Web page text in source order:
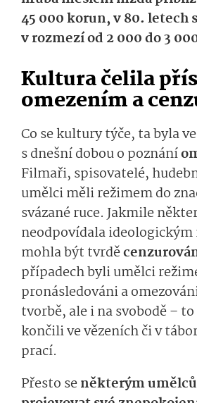
45 000 korun, v 80. letech
v rozmezí od 2 000 do 3
Kultura čelila
omezením a
Co se kultury týče, ta byla
s dnešní dobou o poznání
Filmaři, spisovatelé,
umělci měli režimem do
svázané ruce. Jakmile
neodpovídala
mohla být tvrdě
případech byli umělci
pronásledováni a
tvorbě, ale i na svobodě –
končili ve vězeních či v
prací.
Přesto seněkterým